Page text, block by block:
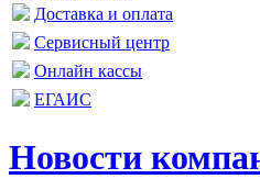
Доставка и оплата
Сервисный центр
Онлайн кассы
ЕГАИС
Новости